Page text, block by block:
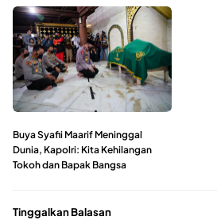
Buya Syafii Maarif Meninggal
Dunia, Kapolri: Kita Kehilangan
Tokoh dan Bapak Bangsa
Tinggalkan Balasan